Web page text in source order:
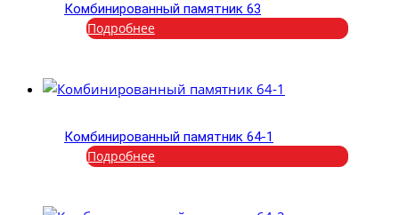
Комбинированный памятник 63
Подробнее
Комбинированный памятник 64-1
Подробнее